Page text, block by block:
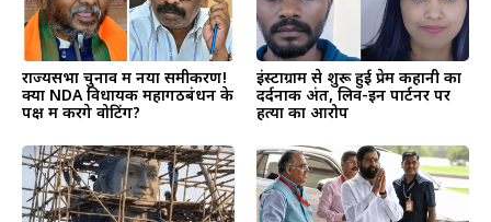
राज्यसभा चुनाव में नया समीकरण!
क्या NDA विधायक महागठबंधन के
पक्ष में करेंगे वोटिंग?
इंस्टाग्राम से शुरू हुई प्रेम कहानी का
दर्दनाक अंत, लिव-इन पार्टनर पर
हत्या का आरोप